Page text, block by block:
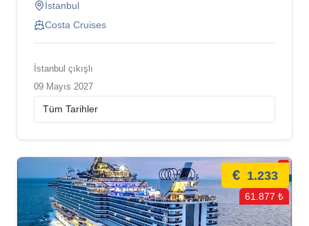
İstanbul
Costa Cruises
İstanbul çıkışlı
09 Mayıs 2027
€ 1.233
61.877 ₺